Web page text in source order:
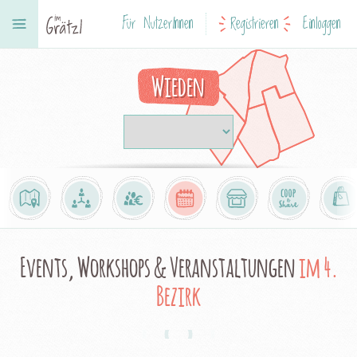
Für NutzerInnen Registrieren Einloggen
Wieden
Events, Workshops & Veranstaltungenim 4.
Bezirk